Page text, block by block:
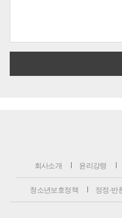
회사소개 윤리강령
청소년보호정책 정정·반